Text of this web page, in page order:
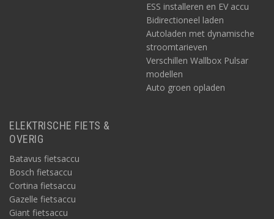
ESS installeren en EV accu
Bidirectioneel laden
Autoladen met dynamische
stroomtarieven
Verschillen Wallbox Pulsar
modellen
Auto groen opladen
ELEKTRISCHE FIETS &
OVERIG
Batavus fietsaccu
Bosch fietsaccu
Cortina fietsaccu
Gazelle fietsaccu
Giant fietsaccu